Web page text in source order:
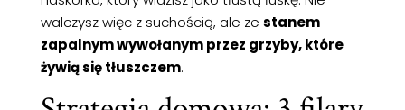
walczysz więc z suchością, ale ze stanem
zapalnym wywołanym przez grzyby, które
żywią się tłuszczem.